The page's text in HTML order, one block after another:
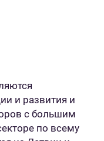
и развития и
с большим
по всему